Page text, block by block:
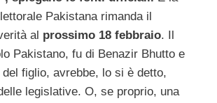
Pakistana rimanda il
al prossimo 18 febbraio. Il
Pakistano, fu di Benazir Bhutto e
figlio, avrebbe, lo si è detto,
legislative. O, se proprio, una